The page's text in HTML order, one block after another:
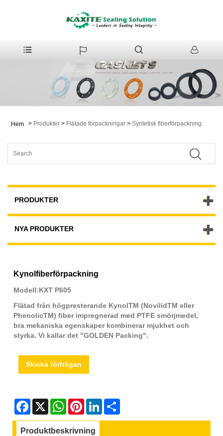
Hem > Produkter > Flätade förpackningar > Syntetisk fiberförpackning
PRODUKTER
NYA PRODUKTER
Kynolfiberförpackning
Modell:KXT P605
Flätad från högpresterande KynolTM (NovilidTM eller
PhenolicTM) fiber impregnerad med PTFE smörjmedel,
bra mekaniska egenskaper kombinerar mjukhet och
styrka. Vi kallar det "GOLDEN Packing".
Skicka förfrågan
Facebook
X WhatsAppPinterestLinkedIn
Produktbeskrivning